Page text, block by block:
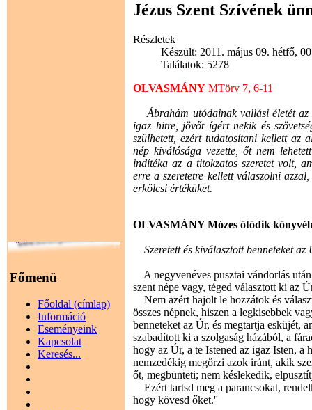
Főmenü
Főoldal (címlap)
Információ
Eseményeink
Kapcsolat
Keresés...
Jézus Szent Szívének
Részletek
Készült: 2011. május 09. hétfő,
Találatok: 5278
OLVASMÁNY MTörv 7, 6-11
Ábrahám utódainak vallási életét az
igaz hitre, jövőt ígért nekik és
szülhetett, ezért tudatosítani kellett az
nép kiválósága vezette, őt nem
indítéka az a titokzatos szeretet volt,
erre a szeretetre kellett válaszolni
erkölcsi értéküket.
OLVASMÁNY Mózes ötödik
Szeretett és kiválasztott benneteket az
A negyvenéves pusztai vándorlás
szent népe vagy, téged választott ki az
Nem azért hajolt le hozzátok és
összes népnek, hiszen a legkisebbek
benneteket az Úr, és megtartja esküjét,
szabadított ki a szolgaság házából, a
hogy az Úr, a te Istened az igaz Isten, a
nemzedékig megőrzi azok iránt, akik
őt, megbünteti; nem késlekedik,
Ezért tartsd meg a parancsokat,
hogy kövesd őket.''